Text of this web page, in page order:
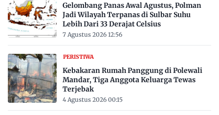
Gelombang Panas Awal Agustus, Polman
Jadi Wilayah Terpanas di Sulbar Suhu
Lebih Dari 33 Derajat Celsius
7 Agustus 2026 12:56
PERISTIWA
Kebakaran Rumah Panggung di Polewali
Mandar, Tiga Anggota Keluarga Tewas
Terjebak
4 Agustus 2026 00:15